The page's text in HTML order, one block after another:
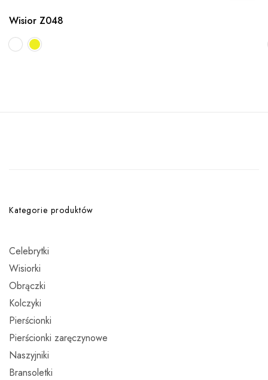
Wisior Z048
Kategorie produktów
Celebrytki
Wisiorki
Obrączki
Kolczyki
Pierścionki
Pierścionki zaręczynowe
Naszyjniki
Bransoletki